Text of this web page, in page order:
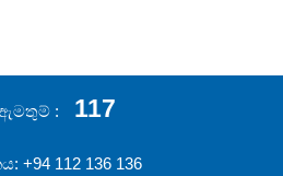
117
+94 112 136 136